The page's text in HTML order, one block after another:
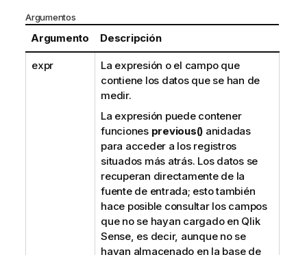
Argumentos
Argumento Descripción
expr
La expresión o el campo que
contiene los datos que se han de
medir.
La expresión puede contener
funciones previous() anidadas
para acceder a los registros
situados más atrás. Los datos se
recuperan directamente de la
fuente de entrada; esto también
hace posible consultar los campos
que no se hayan cargado en Qlik
Sense, es decir, aunque no se
hayan almacenado en la base de